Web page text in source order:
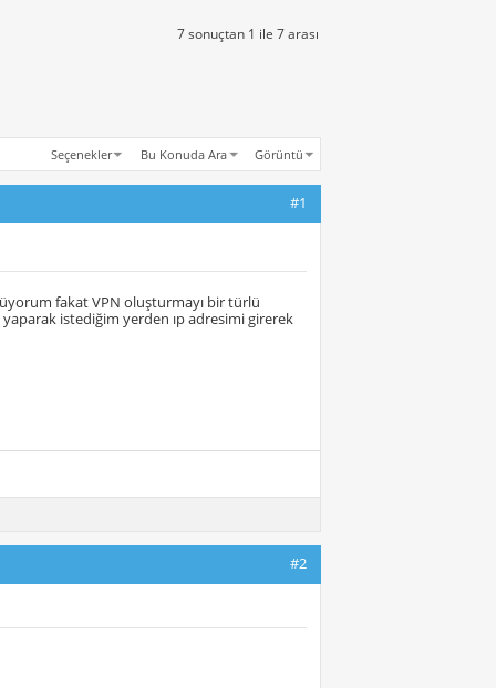
7 sonuçtan 1 ile 7 arası
Seçenekler Bu Konuda Ara Görüntü
#1
fakat VPN oluşturmayı bir türlü
istediğim yerden ıp adresimi girerek
#2